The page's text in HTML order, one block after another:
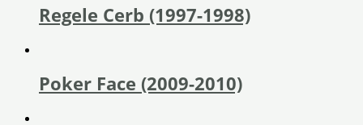
Regele Cerb (1997-1998)
Poker Face (2009-2010)